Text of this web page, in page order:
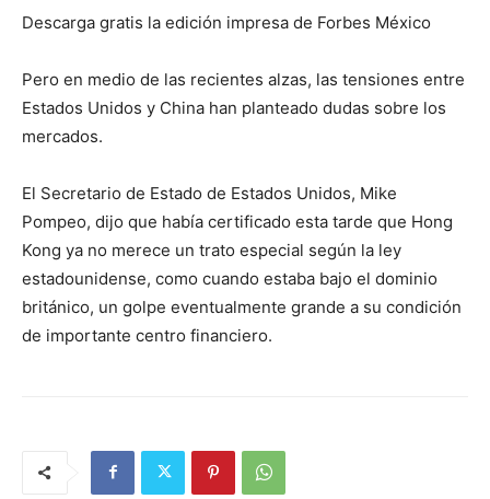
Descarga gratis la edición impresa de Forbes México
Pero en medio de las recientes alzas, las tensiones entre
Estados Unidos y China han planteado dudas sobre los
mercados.
El Secretario de Estado de Estados Unidos, Mike
Pompeo, dijo que había certificado esta tarde que Hong
Kong ya no merece un trato especial según la ley
estadounidense, como cuando estaba bajo el dominio
británico, un golpe eventualmente grande a su condición
de importante centro financiero.